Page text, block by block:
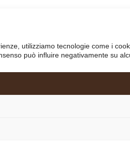
utilizziamo tecnologie come i
può influire negativamente su